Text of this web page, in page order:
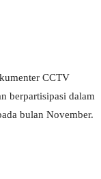
CCTV
berpartisipasi dalam
bulan November.